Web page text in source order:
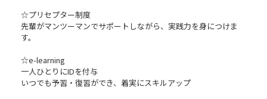
☆プリセプター制度
先輩がマンツーマンでサポートしながら、実践力を身につけま
す。
☆e-learning
一人ひとりにIDを付与
いつでも予習・復習ができ、着実にスキルアップ